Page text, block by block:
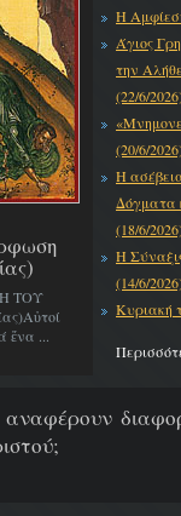
ΤΟΥ
ἕνα ...
Η
Άγιος
την
(22/6/
(20/6/
Η
Δόγματα
(18/6/
Η
(14/6/
Κυριακή
αναφέρουν